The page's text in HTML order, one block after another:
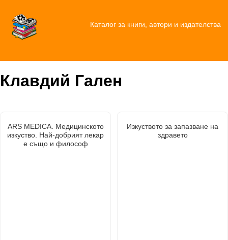
Каталог за книги, автори и издателства
Клавдий Гален
ARS MEDICA. Медицинското
изкуство. Най-добрият лекар
е също и философ
Изкуството за запазване на
здравето